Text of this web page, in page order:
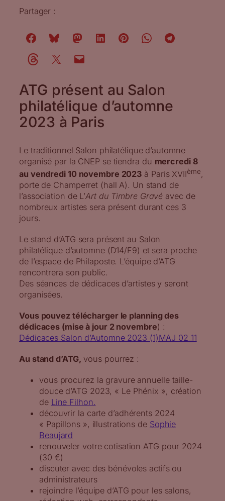
Partager :
ATG présent au Salon
philatélique d’automne
2023 à Paris
Le traditionnel Salon philatélique d’automne
organisé par la CNEP se tiendra du mercredi 8
au vendredi 10 novembre 2023 à Paris XVIIème,
porte de Champerret (hall A). Un stand de
l’association de L’Art du Timbre Gravé avec de
nombreux artistes sera présent durant ces 3
jours.
Le stand d’ATG sera présent au Salon
philatélique d’automne (D14/F9) et sera proche
de l’espace de Philaposte. L’équipe d’ATG
rencontrera son public.
Des séances de dédicaces d’artistes y seront
organisées.
Vous pouvez télécharger le planning des
dédicaces (mise à jour 2 novembre) :
Dédicaces Salon d’Automne 2023 (1)MAJ 02_11
Au stand d’ATG, vous pourrez :
vous procurez la gravure annuelle taille-
douce d’ATG 2023, « Le Phénix », création
de Line Filhon.
découvrir la carte d’adhérents 2024
« Papillons », illustrations de Sophie
Beaujard
renouveler votre cotisation ATG pour 2024
(30 €)
discuter avec des bénévoles actifs ou
administrateurs
rejoindre l’équipe d’ATG pour les salons,